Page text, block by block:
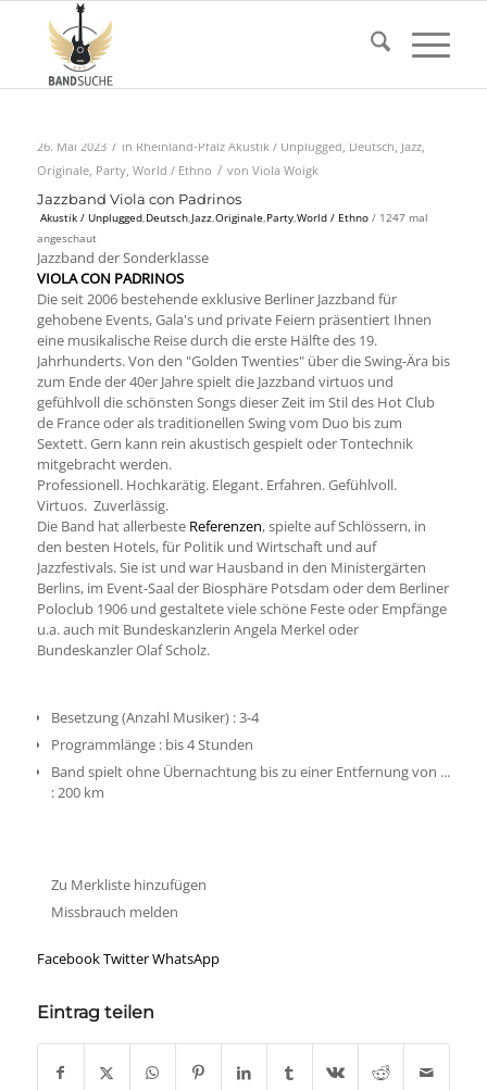
26. Mai 2023 / in Rheinland-Pfalz Akustik / Unplugged, Deutsch, Jazz,
Originale, Party, World / Ethno / von Viola Woigk
Jazzband Viola con Padrinos
Akustik / Unplugged,Deutsch,Jazz,Originale,Party,World / Ethno/ 1247 mal
angeschaut
Jazzband der Sonderklasse
VIOLA CON PADRINOS
Die seit 2006 bestehende exklusive Berliner Jazzband für
gehobene Events, Gala's und private Feiern präsentiert Ihnen
eine musikalische Reise durch die erste Hälfte des 19.
Jahrhunderts. Von den "Golden Twenties" über die Swing-Ära bis
zum Ende der 40er Jahre spielt die Jazzband virtuos und
gefühlvoll die schönsten Songs dieser Zeit im Stil des Hot Club
de France oder als traditionellen Swing vom Duo bis zum
Sextett. Gern kann rein akustisch gespielt oder Tontechnik
mitgebracht werden.
Professionell. Hochkarätig. Elegant. Erfahren. Gefühlvoll.
Virtuos. Zuverlässig.
Die Band hat allerbesteReferenzen, spielte auf Schlössern, in
den besten Hotels, für Politik und Wirtschaft und auf
Jazzfestivals. Sie ist und war Hausband in den Ministergärten
Berlins, im Event-Saal der Biosphäre Potsdam oder dem Berliner
Poloclub 1906 und gestaltete viele schöne Feste oder Empfänge
u.a. auch mit Bundeskanzlerin Angela Merkel oder
Bundeskanzler Olaf Scholz.
Besetzung (Anzahl Musiker):3-4
Programmlänge: bis 4 Stunden
Band spielt ohne Übernachtung bis zu einer Entfernung von ...
:200 km
Zu Merkliste hinzufügen
Missbrauch melden
FacebookTwitterWhatsApp
Eintrag teilen